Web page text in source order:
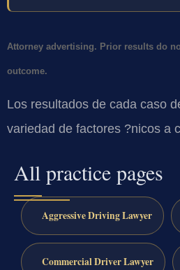
Attorney advertising. Prior results do
outcome.
Los resultados de cada caso
variedad de factores ?nicos a
All practice pages
Aggressive Driving Lawyer
Commercial Driver Lawyer